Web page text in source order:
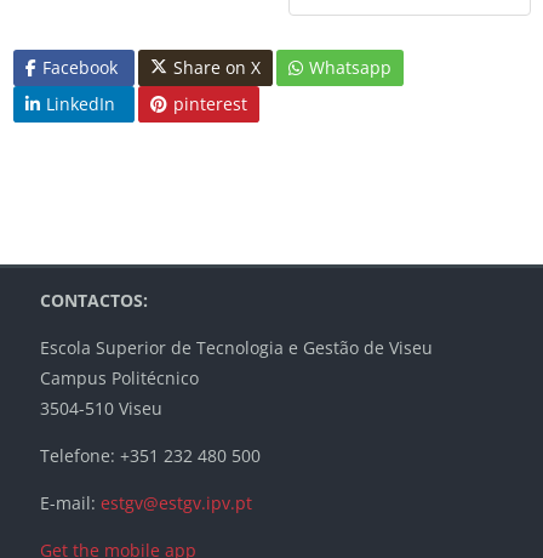
Facebook Share on X
Whatsapp
LinkedIn
pinterest
Blocks
Blocks
Blocks
Blocks
CONTACTOS:
Escola Superior de Tecnologia e Gestão de Viseu
Campus Politécnico
3504-510 Viseu
Telefone: +351 232 480 500
E-mail: estgv@estgv.ipv.pt
Get the mobile app